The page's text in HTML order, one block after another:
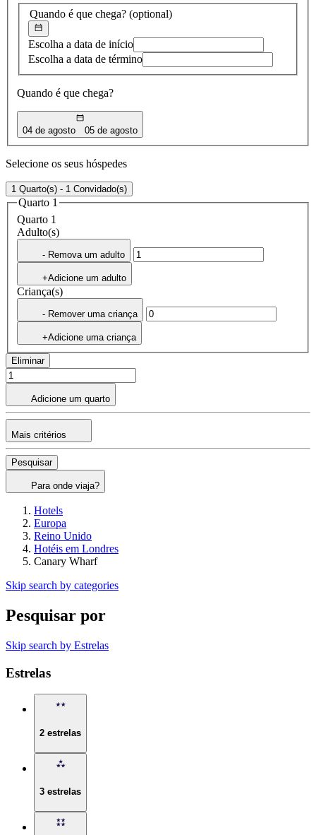
Quando é que chega? (optional)
Escolha a data de início
Escolha a data de término
Quando é que chega?
04 de agosto 05 de agosto
Selecione os seus hóspedes
1 Quarto(s) - 1 Convidado(s)
Quarto 1
Quarto 1
Adulto(s)
- Remova um adulto
+Adicione um adulto
Criança(s)
- Remover uma criança
+Adicione uma criança
Eliminar
Adicione um quarto
Mais critérios
Pesquisar
Para onde viaja?
Hotels
Europa
Reino Unido
Hotéis em Londres
Canary Wharf
Skip search by categories
Pesquisar por
Skip search by Estrelas
Estrelas
2 estrelas
3 estrelas